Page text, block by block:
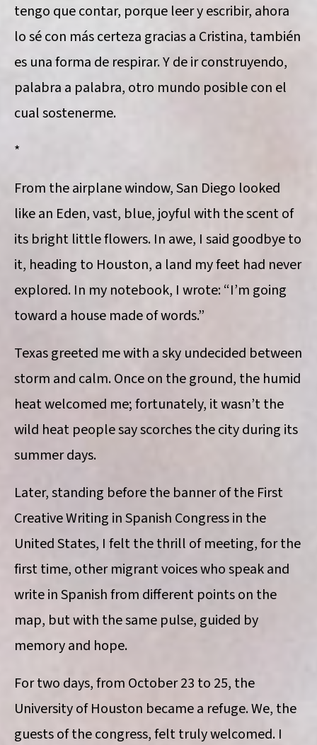
tengo que contar, porque leer y escribir, ahora
lo sé con más certeza gracias a Cristina, también
es una forma de respirar. Y de ir construyendo,
palabra a palabra, otro mundo posible con el
cual sostenerme.
*
From the airplane window, San Diego looked
like an Eden, vast, blue, joyful with the scent of
its bright little flowers. In awe, I said goodbye to
it, heading to Houston, a land my feet had never
explored. In my notebook, I wrote: “I’m going
toward a house made of words.”
Texas greeted me with a sky undecided between
storm and calm. Once on the ground, the humid
heat welcomed me; fortunately, it wasn’t the
wild heat people say scorches the city during its
summer days.
Later, standing before the banner of the First
Creative Writing in Spanish Congress in the
United States, I felt the thrill of meeting, for the
first time, other migrant voices who speak and
write in Spanish from different points on the
map, but with the same pulse, guided by
memory and hope.
For two days, from October 23 to 25, the
University of Houston became a refuge. We, the
guests of the congress, felt truly welcomed. I